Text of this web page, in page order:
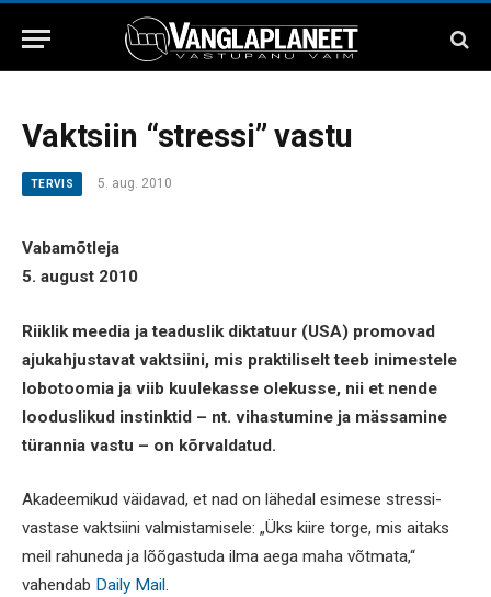
Vaktsiin “stressi” vastu
TERVIS 5. aug. 2010
Vabamõtleja
5. august 2010
Riiklik meedia ja teaduslik diktatuur (USA) promovad
ajukahjustavat vaktsiini, mis praktiliselt teeb inimestele
lobotoomia ja viib kuulekasse olekusse, nii et nende
looduslikud instinktid – nt. vihastumine ja mässamine
türannia vastu – on kõrvaldatud.
Akadeemikud väidavad, et nad on lähedal esimese stressi-
vastase vaktsiini valmistamisele: „Üks kiire torge, mis aitaks
meil rahuneda ja lõõgastuda ilma aega maha võtmata,“
vahendab Daily Mail.